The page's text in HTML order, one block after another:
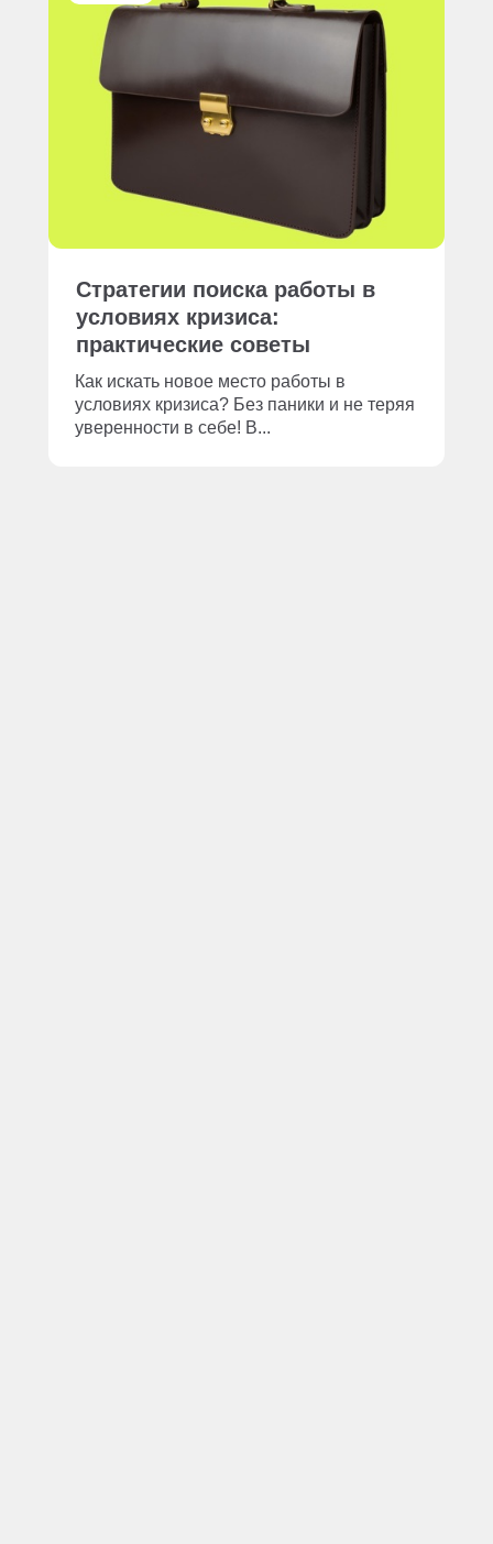
Стратегии поиска работы в
условиях кризиса:
практические советы
Как искать новое место работы в
условиях кризиса? Без паники и не теряя
уверенности в себе! В...